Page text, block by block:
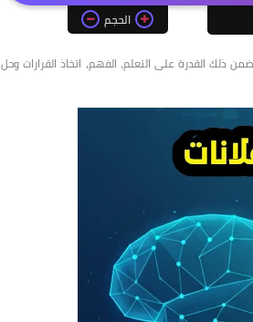
الحجم
ذلك القدرة على التعلم، الفهم، اتخاذ القرارات وحل